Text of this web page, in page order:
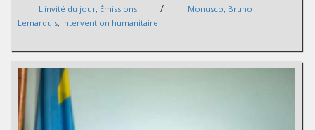
L'invité du jour, Émissions / Monusco, Bruno
Lemarquis, Intervention humanitaire